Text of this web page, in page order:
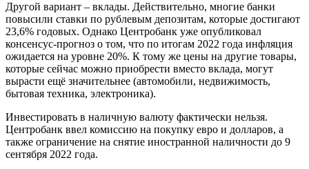
Другой вариант – вклады. Действительно, многие банки
повысили ставки по рублевым депозитам, которые достигают
23,6% годовых. Однако Центробанк уже опубликовал
консенсус-прогноз о том, что по итогам 2022 года инфляция
ожидается на уровне 20%. К тому же цены на другие товары,
которые сейчас можно приобрести вместо вклада, могут
вырасти ещё значительнее (автомобили, недвижимость,
бытовая техника, электроника).
Инвестировать в наличную валюту фактически нельзя.
Центробанк ввел комиссию на покупку евро и долларов, а
также ограничение на снятие иностранной наличности до 9
сентября 2022 года.